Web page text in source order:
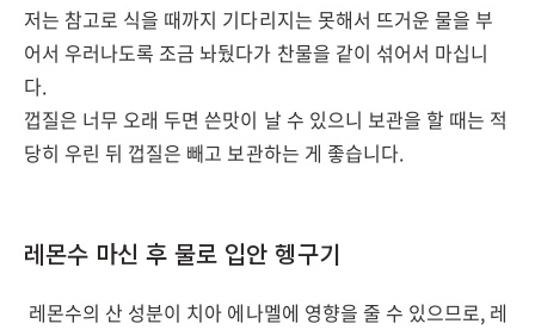
저는 참고로 식을 때까지 기다리지는 못해서 뜨거운 물을 부
어서 우러나도록 조금 놔뒀다가 찬물을 같이 섞어서 마십니
다.
껍질은 너무 오래 두면 쓴맛이 날 수 있으니 보관을 할 때는 적
당히 우린 뒤 껍질은 빼고 보관하는 게 좋습니다.
레몬수 마신 후 물로 입안 헹구기
레몬수의 산 성분이 치아 에나멜에 영향을 줄 수 있으므로, 레